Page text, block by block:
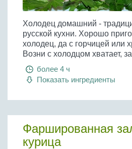
Холодец домашний -
русской кухни. Хорошо
холодец, да с горчицей
Возни с холодцом хватает,
более 4 ч
Показать ингредиенты
Фаршированная
курица